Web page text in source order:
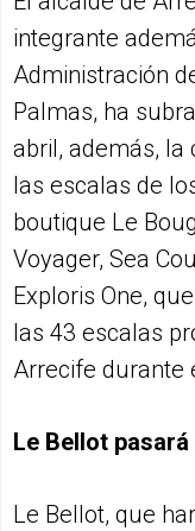
integrante
Administración
Palmas, ha
abril, además, la
las escalas de
boutique Le
Voyager, Sea
Exploris One,
las 43 escalas
Arrecife durante
Le Bellot
Le Bellot, que